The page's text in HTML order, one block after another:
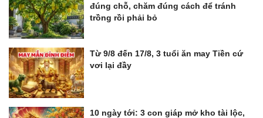
đúng chỗ, chăm đúng cách để tránh
trồng rồi phải bỏ
Từ 9/8 đến 17/8, 3 tuổi ăn may Tiền cứ
vơi lại đầy
10 ngày tới: 3 con giáp mở kho tài lộc,